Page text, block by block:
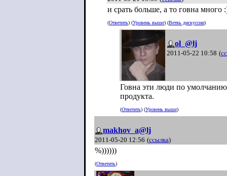
и срать больше, а то говна много
(Ответить) (Уровень выше) (Ветвь дискуссии)
ol_@lj
2011-05-22 10:58 (
Говна эти люди по умолчанию
продукта.
(Ответить) (Уровень выше)
makhov_a@lj
2011-05-20 12:56 (ссылка)
%))))))
(Ответить)